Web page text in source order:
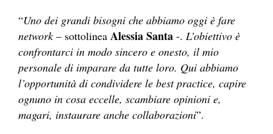
“Uno dei grandi bisogni che abbiamo oggi è fare
network– sottolinea Alessia Santa -. L’obiettivo è
confrontarci in modo sincero e onesto, il mio
personale di imparare da tutte loro. Qui abbiamo
l’opportunità di condividere le best practice, capire
ognuno in cosa eccelle, scambiare opinioni e,
magari, instaurare anche collaborazioni”.